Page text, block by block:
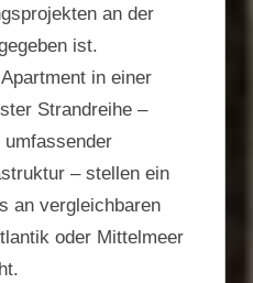
an der
ist.
in einer
Strandreihe –
– stellen ein
an vergleichbaren
oder Mittelmeer